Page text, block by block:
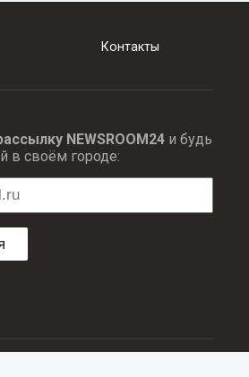
Контакты
NEWSROOM24и будь
в своём городе: